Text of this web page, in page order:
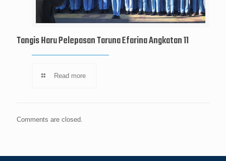
Tangis Haru Pelepasan Taruna Efarina Angkatan 11
Read more
Comments are closed.